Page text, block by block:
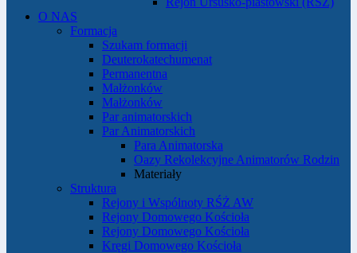
O NAS
Formacja
Szukam formacji
Deuterokatechumenat
Permanentna
Małżonków
Małżonków
Par animatorskich
Par Animatorskich
Para Animatorska
Oazy Rekolekcyjne Animatorów Rodzin
Materiały
Struktura
Rejony i Wspólnoty RŚŻ AW
Rejony Domowego Kościoła
Rejony Domowego Kościoła
Kręgi Domowego Kościoła